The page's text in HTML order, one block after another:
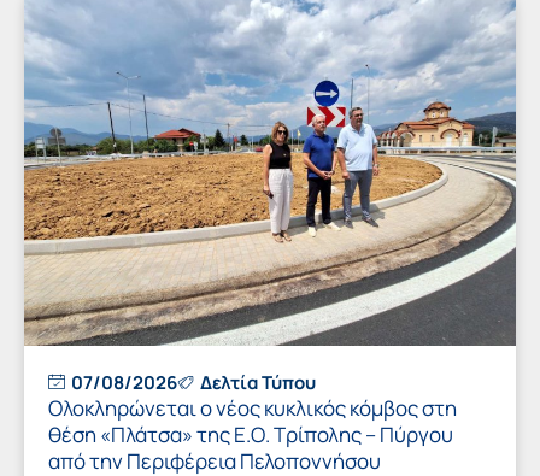
07/08/2026 Δελτία Τύπου
Ολοκληρώνεται ο νέος κυκλικός κόμβος στη
θέση «Πλάτσα» της Ε.Ο. Τρίπολης – Πύργου
από την Περιφέρεια Πελοποννήσου